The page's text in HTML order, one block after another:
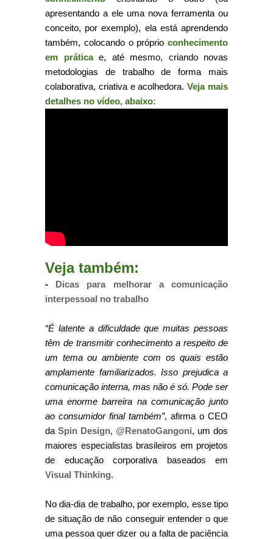
apresentando a ele uma nova ferramenta ou
conceito, por exemplo), ela está aprendendo
também, colocando o próprio conhecimento
em práticae, até mesmo, criando novas
metodologias de trabalho de forma mais
colaborativa, criativa e acolhedora.Veja mais
detalhes no vídeo, abaixo:
Veja também:
- Dicas para melhorar a comunicação
interpessoal no trabalho
“É latente a dificuldade que muitas pessoas
têm de transmitir conhecimento a respeito de
um tema ou ambiente com os quais estão
amplamente familiarizados. Isso prejudica a
comunicação interna, mas não é só. Pode ser
uma enorme barreira na comunicação junto
ao consumidor final também”, afirma o CEO
da Spin Design, @RenatoGangoni, um dos
maiores especialistas brasileiros em projetos
de educação corporativa baseados em
Visual Thinking.
No dia-dia de trabalho, por exemplo, esse tipo
de situação de não conseguir entender o que
uma pessoa quer dizer ou a falta de paciência